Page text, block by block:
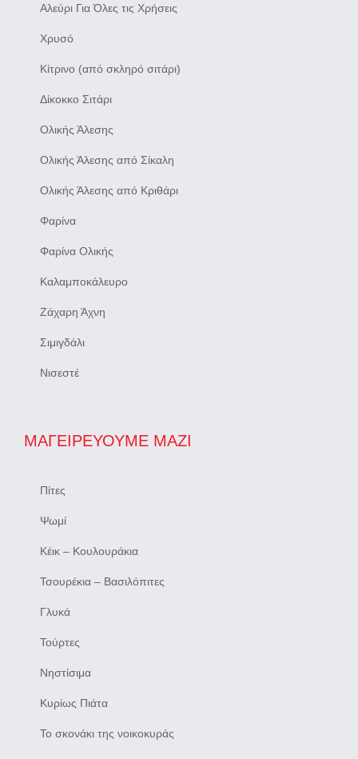
Αλεύρι Για Όλες τις Χρήσεις
Χρυσό
Κίτρινο (από σκληρό σιτάρι)
Δίκοκκο Σιτάρι
Ολικής Άλεσης
Ολικής Άλεσης από Σίκαλη
Ολικής Άλεσης από Κριθάρι
Φαρίνα
Φαρίνα Ολικής
Καλαμποκάλευρο
Ζάχαρη Άχνη
Σιμιγδάλι
Νισεστέ
ΜΑΓΕΙΡΕΎΟΥΜΕ ΜΑΖΊ
Πίτες
Ψωμί
Κέικ – Κουλουράκια
Τσουρέκια – Βασιλόπιτες
Γλυκά
Τούρτες
Νηστίσιμα
Κυρίως Πιάτα
Το σκονάκι της νοικοκυράς